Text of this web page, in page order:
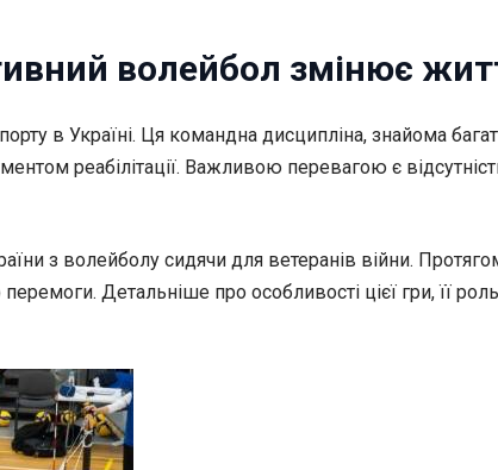
волейбол змінює
в Україні. Ця командна дисципліна, знайома
реабілітації. Важливою перевагою є
з волейболу сидячи для ветеранів війни.
Детальніше про особливості цієї гри, її